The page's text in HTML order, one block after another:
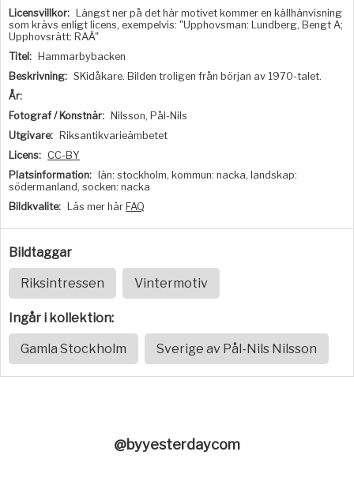
Licensvillkor:
Längst ner på det här motivet kommer en källhänvisning
som krävs enligt licens, exempelvis: "Upphovsman: Lundberg, Bengt A;
Upphovsrätt: RAÄ"
Titel:
Hammarbybacken
Beskrivning: SKidåkare. Bilden troligen från början av 1970-talet.
År:
Fotograf / Konstnär:
Nilsson, Pål-Nils
Utgivare:
Riksantikvarieämbetet
Licens: CC-BY
Platsinformation:
län: stockholm, kommun: nacka, landskap:
södermanland, socken: nacka
Bildkvalite:
Läs mer här FAQ
Bildtaggar
Riksintressen Vintermotiv
Ingår i kollektion:
Gamla Stockholm Sverige av Pål-Nils Nilsson
@byyesterdaycom